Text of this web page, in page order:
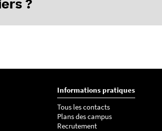
?
(ARC) monitoring
(CEC)
ou investigation
Informations pratiques
Tous les contacts
Plans des campus
Recrutement